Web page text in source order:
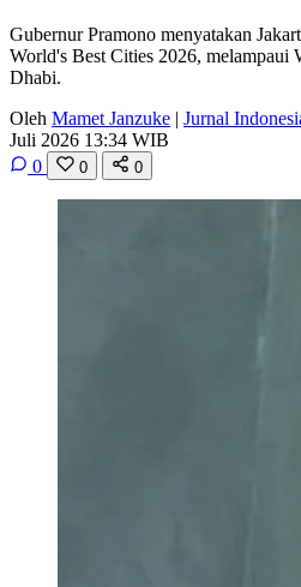
Gubernur Pramono menyatakan
World's Best Cities 2026, melampaui
Dhabi.
Oleh Mamet Janzuke | Jurnal
Juli 2026 13:34 WIB
0
0 0